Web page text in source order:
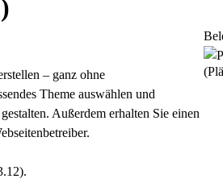
– ganz ohne
Theme auswählen und
Außerdem erhalten Sie einen